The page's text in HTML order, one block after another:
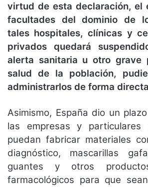
virtud de esta declaración, el
facultades del dominio de
tales hospitales, clínicas y
privados quedará
alerta sanitaria u otro grave
salud de la población,
administrarlos de forma
Asimismo, España dio un
las empresas y particulares
puedan fabricar materiales
diagnóstico, mascarillas
guantes y otros
farmacológicos para que